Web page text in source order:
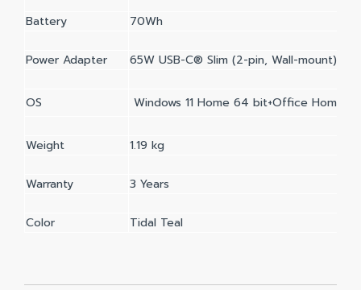
Battery 70Wh
Power Adapter 65W USB-C® Slim (2-pin, Wall-mount)
OS Windows 11 Home 64 bit+Office Home
Weight 1.19 kg
Warranty 3 Years
Color Tidal Teal